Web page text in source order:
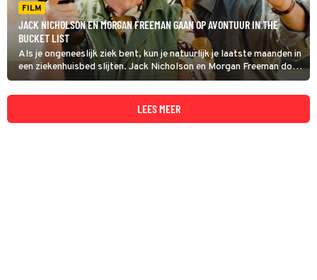
FILM
JACK NICHOLSON EN MORGAN FREEMAN GAAN OP AVONTUUR IN THE
BUCKET LIST
Als je ongeneeslijk ziek bent, kun je natuurlijk je laatste maanden in
een ziekenhuisbed slijten. Jack Nicholson en Morgan Freeman doen
het anders in The Bucket List.
LEES MEER